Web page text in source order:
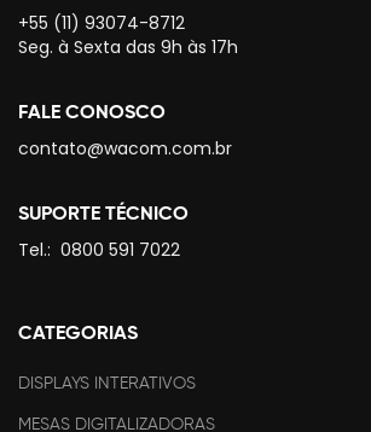
+55 (11) 93074-8712
Seg. à Sexta das 9h às 17h
FALE CONOSCO
contato@wacom.com.br
SUPORTE TÉCNICO
Tel.: 0800 591 7022
CATEGORIAS
DISPLAYS INTERATIVOS
MESAS DIGITALIZADORAS